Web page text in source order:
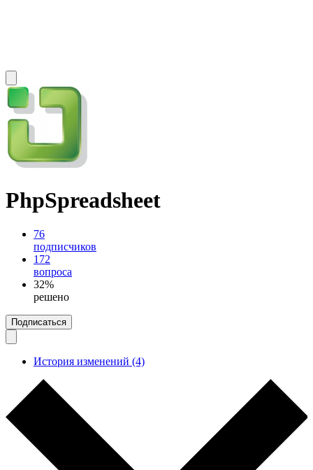
PhpSpreadsheet
76
подписчиков
172
вопроса
32%
решено
Подписаться
История изменений (4)